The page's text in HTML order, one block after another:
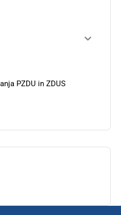
PZDU in ZDUS